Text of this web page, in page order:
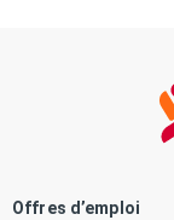
Offres d’emploi